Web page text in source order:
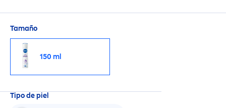
Tamaño
150 ml
Tipo de piel